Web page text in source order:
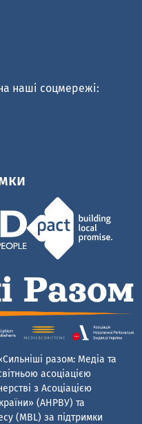
наші соцмережі:
разом: Медіа та
асоціацією
з Асоціацією
(АНРВУ) та
(MBL) за підтримки